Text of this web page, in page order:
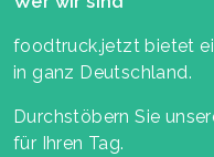
foodtruck.jetzt bietet
in ganz Deutschland.
Durchstöbern Sie
für Ihren Tag.